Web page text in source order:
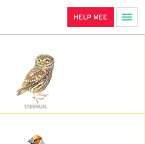
HELP MEE
STEENUIL